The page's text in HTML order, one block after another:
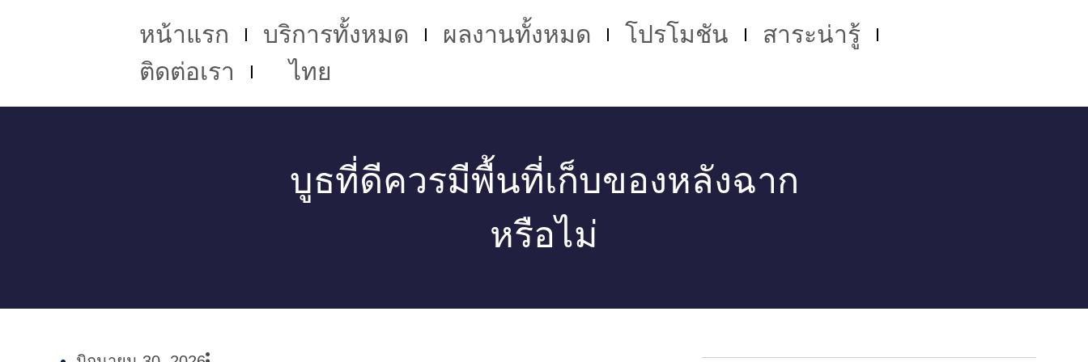
หน้าแรก บริการทั้งหมด ผลงานทั้งหมด โปรโมชัน
สาระน่ารู้
ติดต่อเรา
ไทย
บูธที่ดีควรมีพื้นที่เก็บของหลังฉาก
หรือไม่